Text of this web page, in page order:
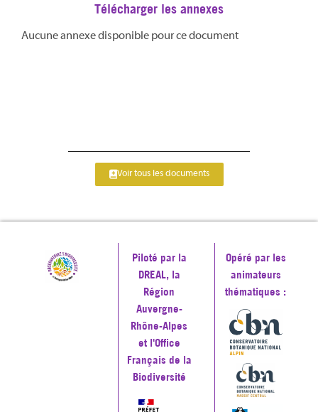
Télécharger les annexes
Aucune annexe disponible pour ce document
Voir tous les documents
Piloté par la
DREAL, la
Région
Auvergne-
Rhône-Alpes
et l'Office
Français de la
Biodiversité
Opéré par les
animateurs
thématiques :